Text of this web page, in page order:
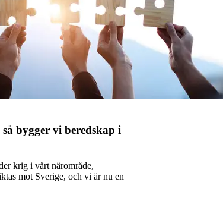
bygger vi beredskap i
krig i vårt närområde,
mot Sverige, och vi är nu en